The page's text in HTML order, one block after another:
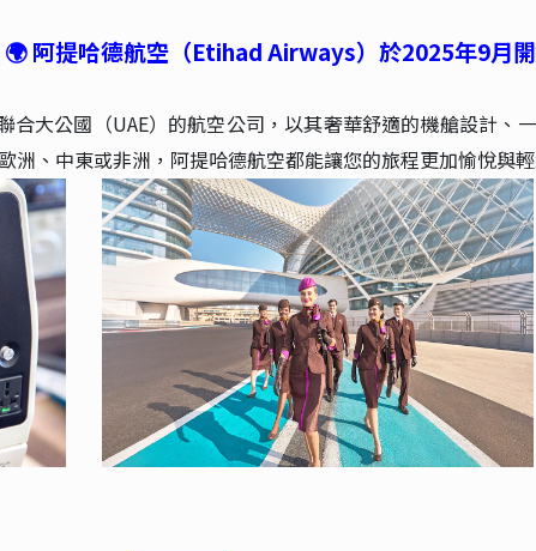
阿提哈德航空（Etihad Airways）於2025年9月
大公國（UAE）的航空公司，以其奢華舒適的機艙設計、
洲、中東或非洲，阿提哈德航空都能讓您的旅程更加愉悅與輕